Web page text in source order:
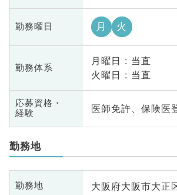
勤務曜日 月 火
勤務体系
月曜日 : 当直
火曜日 : 当直
応募資格・
経験
医師免許、保険医
勤務地
勤務地 大阪府大阪市大正